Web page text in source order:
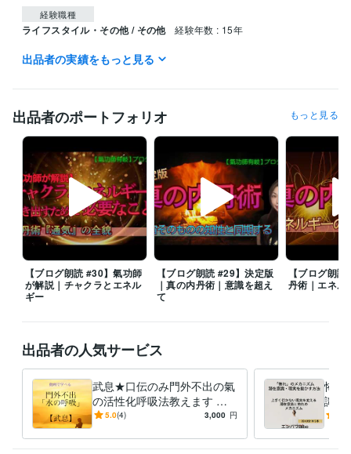
経験職種
ライフスタイル・その他 / その他 経験年数 : 15年
資格・検定
学習指導・資格・キャリア相談
学習指導・資格・キャリア相談
エンパワメント・マインドフルネス
実践法
人事マネジメント業界
語学力
英語 ビジネスレベル
出品者の実績をもっと見る
出品者のポートフォリオ もっと見る
【ブログ朗読 #30】氣功師
が解説｜チャクラとエネル
ギー
【ブログ朗読 #29】決定版
｜真の内丹術｜意識を超え
て
【ブログ朗
丹術｜エネル
出品者の人気サービス
武息★口伝のみ門外不出の氣
の活性化呼吸法教えます 陰
神の氣【武息（ブソク）】：
5.0(4) 3,000 円
怖れ
識・
上手
ズム